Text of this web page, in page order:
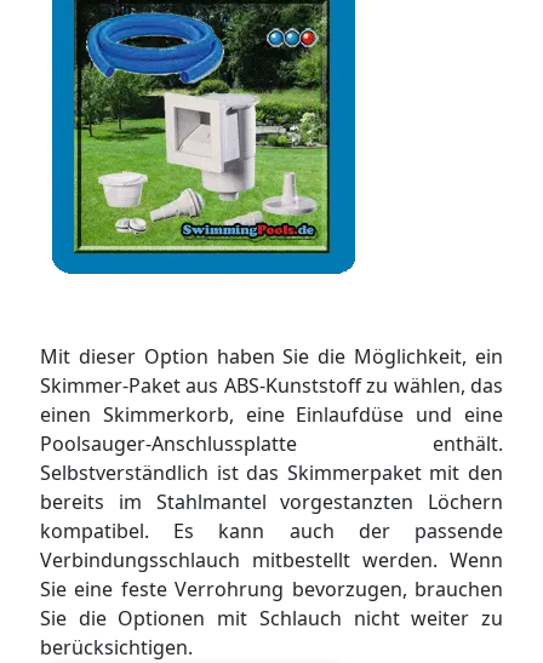
Mit dieser Option haben Sie die Möglichkeit, ein
Skimmer-Paket aus ABS-Kunststoff zu wählen, das
einen Skimmerkorb, eine Einlaufdüse und eine
Poolsauger-Anschlussplatte enthält.
Selbstverständlich ist das Skimmerpaket mit den
bereits im Stahlmantel vorgestanzten Löchern
kompatibel. Es kann auch der passende
Verbindungsschlauch mitbestellt werden. Wenn
Sie eine feste Verrohrung bevorzugen, brauchen
Sie die Optionen mit Schlauch nicht weiter zu
berücksichtigen.